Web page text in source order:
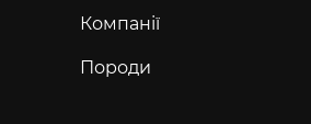
Компанії
Породи